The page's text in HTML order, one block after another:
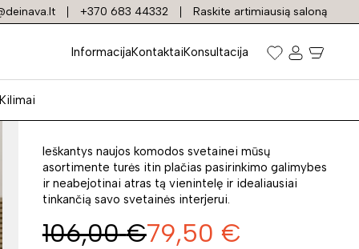
+370 683 44332 Raskite artimiausią saloną
InformacijaKontaktaiKonsultacija
Kilimai
Komoda DAEDALUS
03
Ieškantys naujos komodos svetainei mūsų
asortimente turės itin plačias pasirinkimo galimybes
ir neabejotinai atras tą vienintelę ir idealiausiai
tinkančią savo svetainės interjerui.
106,00 €79,50 €